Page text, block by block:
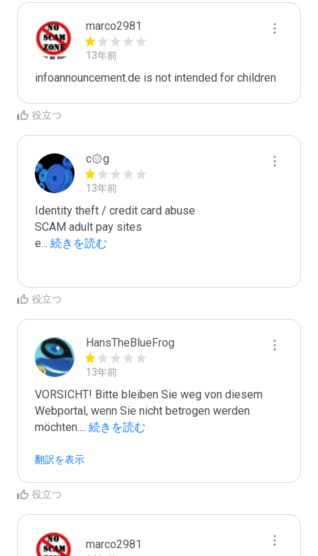
marco2981
13年前
infoannouncement.de is not intended for children
役立つ
c۞g
13年前
Identity theft / credit card abuse
SCAM adult pay sites
e... 続きを読む
役立つ
HansTheBlueFrog
13年前
VORSICHT! Bitte bleiben Sie weg von diesem
Webportal, wenn Sie nicht betrogen werden
möchten.... 続きを読む
翻訳を表示
役立つ
marco2981